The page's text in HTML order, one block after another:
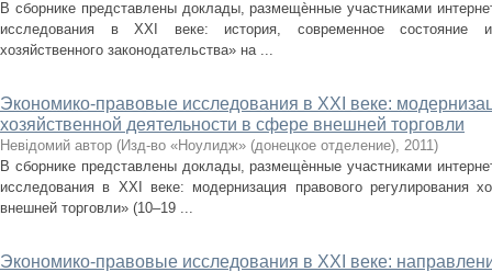
В сборнике представлены доклады, размещѐнные участниками
исследования в XXI веке: история, современное состояние и
хозяйственного законодательства» на ...
Экономико-правовые исследования в XXI веке:
хозяйственной деятельности в сфере внешней торговли
Невідомий автор (Изд-во «Ноулидж» (донецкое отделение), 2011)
В сборнике представлены доклады, размещѐнные участниками
исследования в XXI веке: модернизация правового регулирования
внешней торговли» (10–19 ...
Экономико-правовые исследования в XXI веке: